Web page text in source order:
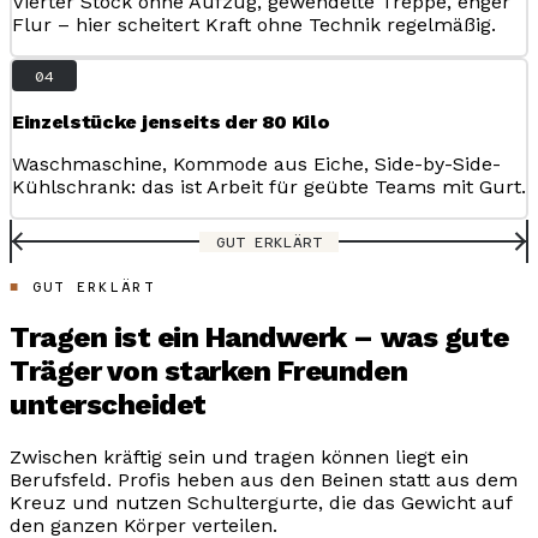
Flur – hier scheitert Kraft ohne Technik regelmäßig.
04
Einzelstücke jenseits der 80 Kilo
Waschmaschine, Kommode aus Eiche, Side-by-Side-
Kühlschrank: das ist Arbeit für geübte Teams mit Gurt.
GUT ERKLÄRT
GUT ERKLÄRT
Tragen ist ein Handwerk – was gute
Träger von starken Freunden
unterscheidet
Zwischen kräftig sein und tragen können liegt ein
Berufsfeld. Profis heben aus den Beinen statt aus dem
Kreuz und nutzen Schultergurte, die das Gewicht auf
den ganzen Körper verteilen.